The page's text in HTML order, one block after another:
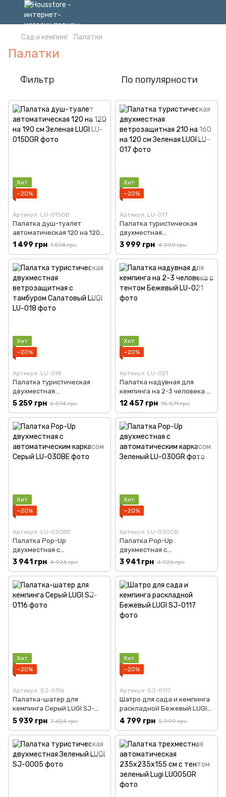
Сад и кемпинг Палатки
Палатки
Фильтр По популярности
Хит
−20%
Артикул: LU-015DB
Палатка душ-туалет
автоматическая 120 на 120
на 190 см Зеленая LUGI LU-
1 499 грн 1 874 грн
Хит
−20%
Артикул: LU-017
Палатка туристическая
двухместная
ветрозащитная 210 на 160
на 120 см Зеленая LUGI LU-
017
3 999 грн 4 999 грн
Хит
−20%
Артикул: LU-018
Палатка туристическая
двухместная
ветрозащитная с тамбуром
Салатовый LUGI LU-018
5 259 грн 6 574 грн
Хит
−20%
Артикул: LU-021
Палатка надувная для
кемпинга на 2-3 человека с
тентом Бежевый LU-021
12 457 грн 15 571 грн
Хит
−20%
Артикул: LU-030BE
Палатка Pop-Up
двухместная с
автоматическим каркасом
Серый LU-030BE
3 941 грн 4 926 грн
Хит
−20%
Артикул: LU-030GR
Палатка Pop-Up
двухместная с
автоматическим каркасом
Зеленый LU-030GR
3 941 грн 4 926 грн
Хит
−20%
Артикул: SJ-0116
Палатка-шатер для
кемпинга Серый LUGI SJ-
0116
5 939 грн 7 424 грн
Хит
−20%
Артикул: SJ-0117
Шатро для сада и кемпинга
раскладной Бежевый LUGI
SJ-0117
4 799 грн 5 999 грн